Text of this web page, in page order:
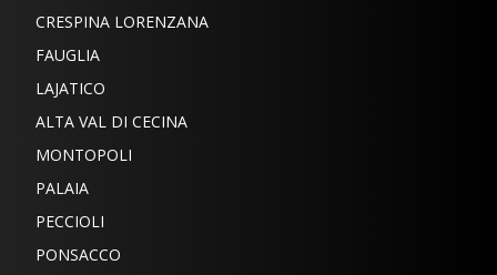
CRESPINA LORENZANA
FAUGLIA
LAJATICO
ALTA VAL DI CECINA
MONTOPOLI
PALAIA
PECCIOLI
PONSACCO